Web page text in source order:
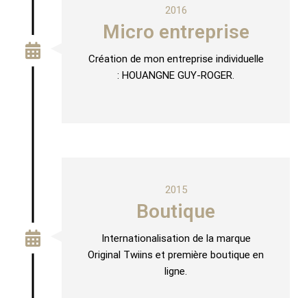
2016
Micro entreprise
Création de mon entreprise individuelle
: HOUANGNE GUY-ROGER.
2015
Boutique
Internationalisation de la marque
Original Twiins et première boutique en
ligne.